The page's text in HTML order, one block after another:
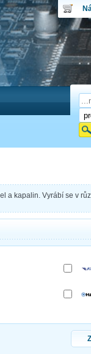
a kapalin. Vyrábí se v
Počet
Cena
Uživatel:
Heslo: